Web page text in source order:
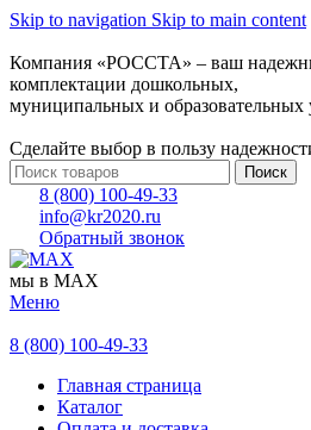
Skip to navigation Skip to main content
Компания «РОССТА» – ваш
комплектации дошкольных,
муниципальных и образовательных
Сделайте выбор в пользу
Поиск
8 (800) 100-49-33
info@kr2020.ru
Обратный звонок
мы в MAX
Меню
8 (800) 100-49-33
Главная страница
Каталог